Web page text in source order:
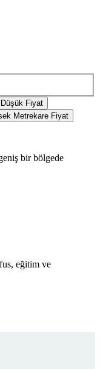
Düşük Fiyat
Metrekare Fiyat
bir bölgede
eğitim ve